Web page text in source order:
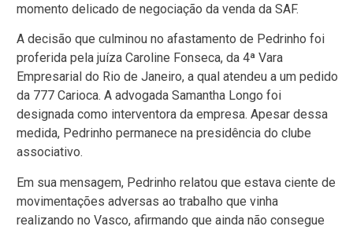
momento delicado de negociação da venda da SAF.
A decisão que culminou no afastamento de Pedrinho foi
proferida pela juíza Caroline Fonseca, da 4ª Vara
Empresarial do Rio de Janeiro, a qual atendeu a um pedido
da 777 Carioca. A advogada Samantha Longo foi
designada como interventora da empresa. Apesar dessa
medida, Pedrinho permanece na presidência do clube
associativo.
Em sua mensagem, Pedrinho relatou que estava ciente de
movimentações adversas ao trabalho que vinha
realizando no Vasco, afirmando que ainda não consegue